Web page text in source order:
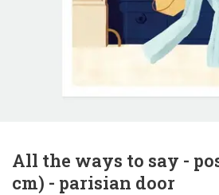
All the ways to say -
cm) - parisian door